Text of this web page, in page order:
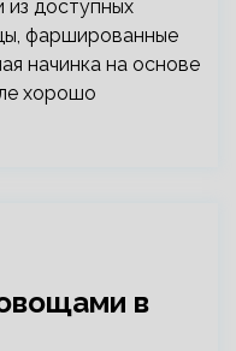
из доступных
фаршированные
начинка на основе
хорошо
в